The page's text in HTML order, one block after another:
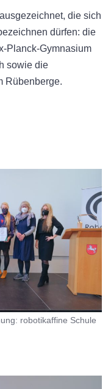
die sich
dürfen: die
Planck-Gymnasium
sowie die
Rübenberge.
robotikaffine Schule